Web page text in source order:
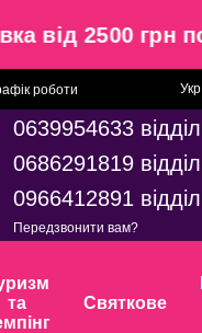
від 2500
роботи Укр
0639954633
0686291819
0966412891 відділ
Передзвонити вам?
та
Святкове